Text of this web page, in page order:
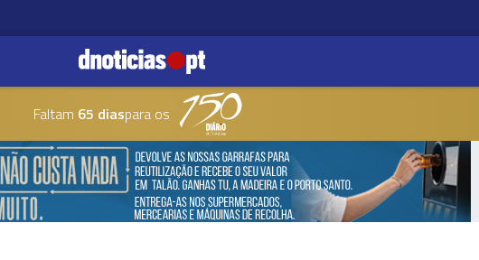
Faltam 65 diaspara os